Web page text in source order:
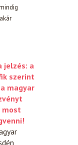
jelzés: a
szerint
magyar
most